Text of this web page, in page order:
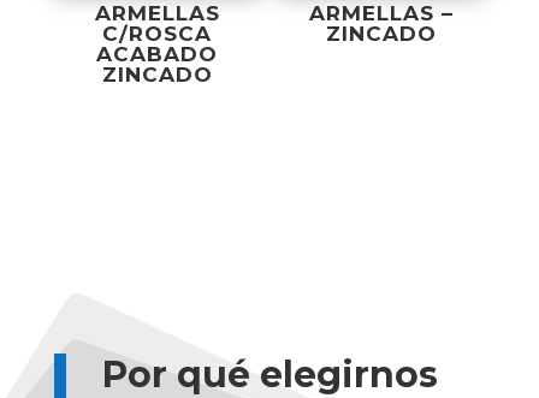
ARMELLAS
C/ROSCA
ACABADO
ZINCADO
ARMELLAS –
ZINCADO
Por qué elegirnos